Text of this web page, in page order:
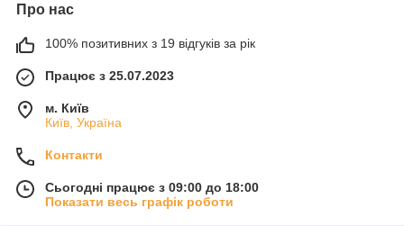
Про нас
100% позитивних з 19 відгуків за рік
Працює з 25.07.2023
м. Київ
Київ, Україна
Контакти
Сьогодні працює з 09:00 до 18:00
Показати весь графік роботи